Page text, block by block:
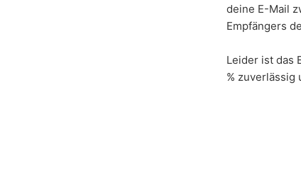
deine E-Mail
Empfängers
Leider ist das
% zuverlässig